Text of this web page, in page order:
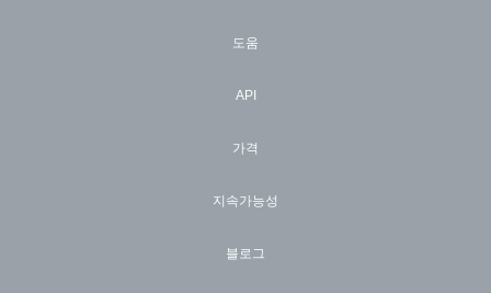
도움
API
가격
지속가능성
블로그